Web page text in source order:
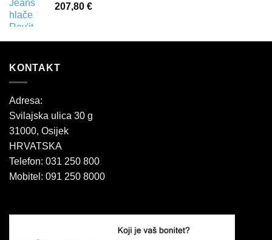
207,80 €
KONTAKT
Adresa:
Svilajska ulica 30 g
31000, Osijek
HRVATSKA
Telefon: 031 250 800
Mobitel: 091 250 8000